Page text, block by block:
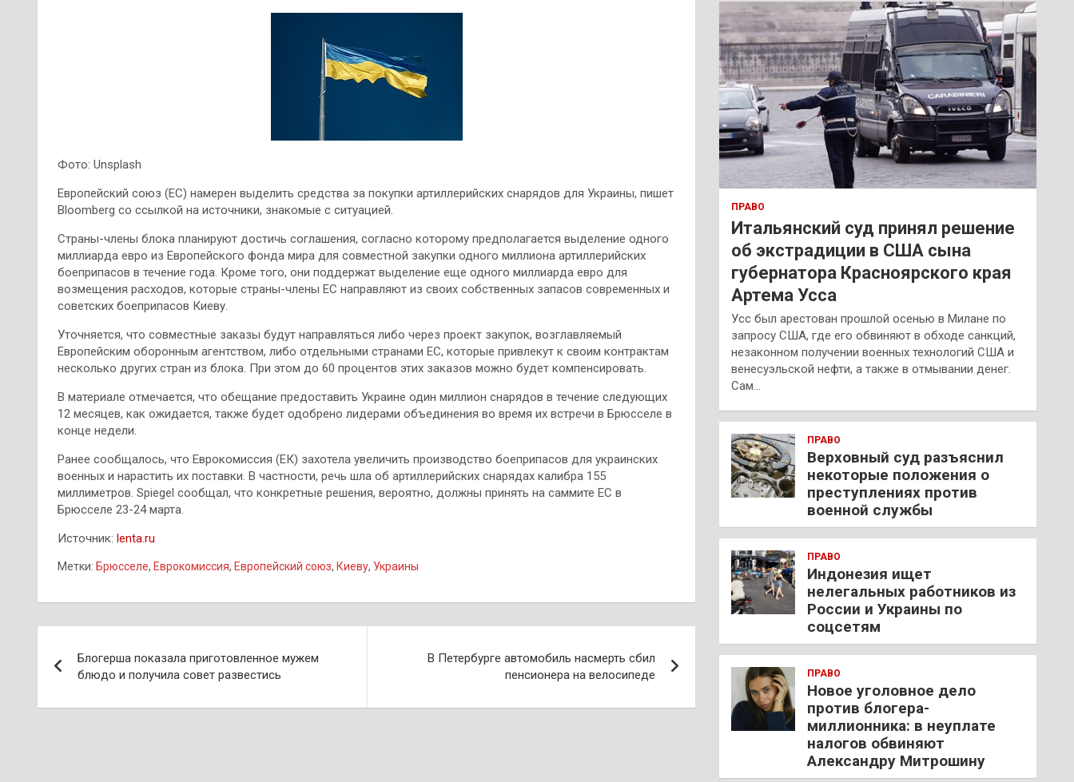
Фото: Unsplash
Европейский союз (ЕС) намерен выделить средства за покупки артиллерийских снарядов для Украины, пишет
Bloomberg со ссылкой на источники, знакомые с ситуацией.
Страны-члены блока планируют достичь соглашения, согласно которому предполагается выделение одного
миллиарда евро из Европейского фонда мира для совместной закупки одного миллиона артиллерийских
боеприпасов в течение года. Кроме того, они поддержат выделение еще одного миллиарда евро для
возмещения расходов, которые страны-члены ЕС направляют из своих собственных запасов современных и
советских боеприпасов Киеву.
Уточняется, что совместные заказы будут направляться либо через проект закупок, возглавляемый
Европейским оборонным агентством, либо отдельными странами ЕС, которые привлекут к своим контрактам
несколько других стран из блока. При этом до 60 процентов этих заказов можно будет компенсировать.
В материале отмечается, что обещание предоставить Украине один миллион снарядов в течение следующих
12 месяцев, как ожидается, также будет одобрено лидерами объединения во время их встречи в Брюсселе в
конце недели.
Ранее сообщалось, что Еврокомиссия (ЕК) захотела увеличить производство боеприпасов для украинских
военных и нарастить их поставки. В частности, речь шла об артиллерийских снарядах калибра 155
миллиметров. Spiegel сообщал, что конкретные решения, вероятно, должны принять на саммите ЕС в
Брюсселе 23-24 марта.
Источник: lenta.ru
Метки: Брюсселе, Еврокомиссия, Европейский союз, Киеву, Украины
по
записям
Блогерша показала приготовленное мужем
блюдо и получила совет развестись
В Петербурге автомобиль насмерть сбил
пенсионера на велосипеде
к
ПРАВО
Итальянский суд принял решение
об экстрадиции в США сына
губернатора Красноярского края
Артема Усса
Усс был арестован прошлой осенью в Милане по
запросу США, где его обвиняют в обходе санкций,
незаконном получении военных технологий США и
венесуэльской нефти, а также в отмывании денег.
Сам…
ПРАВО
Верховный суд разъяснил
некоторые положения о
преступлениях против
военной службы
ПРАВО
Индонезия ищет
нелегальных работников из
России и Украины по
соцсетям
ПРАВО
Новое уголовное дело
против блогера-
миллионника: в неуплате
налогов обвиняют
Александру Митрошину